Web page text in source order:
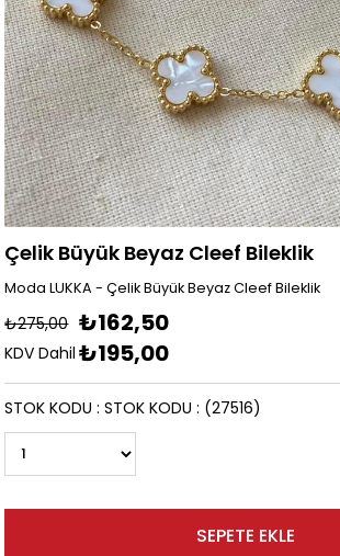
Çelik Büyük Beyaz Cleef Bileklik
Moda LUKKA - Çelik Büyük Beyaz Cleef Bileklik
₺275,00 ₺162,50
KDV Dahil ₺195,00
(27516)
STOK KODU STOK KODU